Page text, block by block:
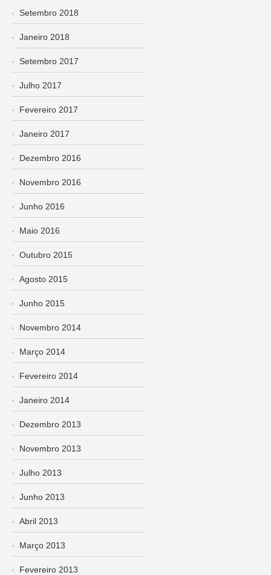
Setembro 2018
Janeiro 2018
Setembro 2017
Julho 2017
Fevereiro 2017
Janeiro 2017
Dezembro 2016
Novembro 2016
Junho 2016
Maio 2016
Outubro 2015
Agosto 2015
Junho 2015
Novembro 2014
Março 2014
Fevereiro 2014
Janeiro 2014
Dezembro 2013
Novembro 2013
Julho 2013
Junho 2013
Abril 2013
Março 2013
Fevereiro 2013